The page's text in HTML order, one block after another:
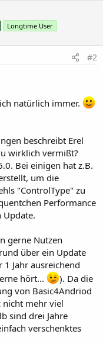
Longtime User
#2
natürlich immer.
beschreibt Erel
wirklich vermißt?
Bei einigen hat z.B.
um die
"ControlType" zu
Performance
Update.
gerne Nutzen
über ein Update
Jahr ausreichend
hört...
). Da die
von Basic4Andriod
nicht mehr viel
sind drei Jahre
verschenktes